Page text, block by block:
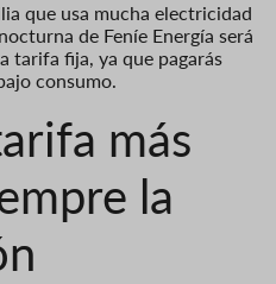
que usa mucha electricidad
de Feníe Energía será
tarifa fija, ya que pagarás
consumo.
más
la